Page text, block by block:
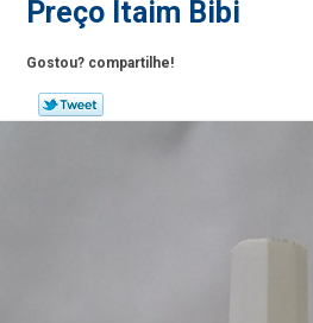
Preço Itaim Bibi
Gostou? compartilhe!